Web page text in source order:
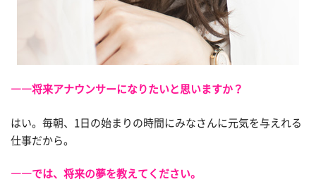
――将来アナウンサーになりたいと思いますか？
はい。毎朝、1日の始まりの時間にみなさんに元気を与えれる
仕事だから。
――では、将来の夢を教えてください。